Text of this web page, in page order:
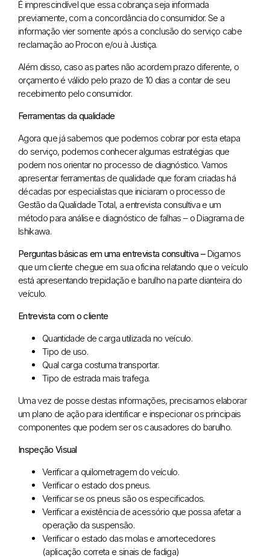
É imprescindível que essa cobrança seja informada
previamente, com a concordância do consumidor. Se a
informação vier somente após a conclusão do serviço cabe
reclamação ao Procon e/ou à Justiça.
Além disso, caso as partes não acordem prazo diferente, o
orçamento é válido pelo prazo de 10 dias a contar de seu
recebimento pelo consumidor.
Ferramentas da qualidade
Agora que já sabemos que podemos cobrar por esta etapa
do serviço, podemos conhecer algumas estratégias que
podem nos orientar no processo de diagnóstico. Vamos
apresentar ferramentas de qualidade que foram criadas há
décadas por especialistas que iniciaram o processo de
Gestão da Qualidade Total, a entrevista consultiva e um
método para análise e diagnóstico de falhas – o Diagrama de
Ishikawa.
Perguntas básicas em uma entrevista consultiva – Digamos
que um cliente chegue em sua oficina relatando que o veículo
está apresentando trepidação e barulho na parte dianteira do
veículo.
Entrevista com o cliente
Quantidade de carga utilizada no veículo.
Tipo de uso.
Qual carga costuma transportar.
Tipo de estrada mais trafega.
Uma vez de posse destas informações, precisamos elaborar
um plano de ação para identificar e inspecionar os principais
componentes que podem ser os causadores do barulho.
Inspeção Visual
Verificar a quilometragem do veículo.
Verificar o estado dos pneus.
Verificar se os pneus são os especificados.
Verificar a existência de acessório que possa afetar a
operação da suspensão.
Verificar o estado das molas e amortecedores
(aplicação correta e sinais de fadiga)